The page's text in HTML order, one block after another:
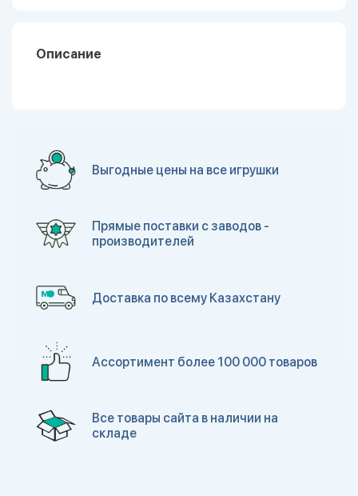
Описание
Выгодные цены на все игрушки
Прямые поставки с заводов -
производителей
Доставка по всему Казахстану
Ассортимент более 100 000 товаров
Все товары сайта в наличии на
складе